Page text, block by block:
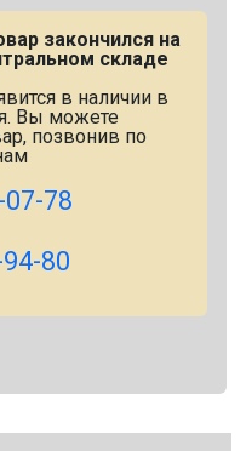
закончился на
складе
в наличии в
Вы можете
позвонив по
78
80